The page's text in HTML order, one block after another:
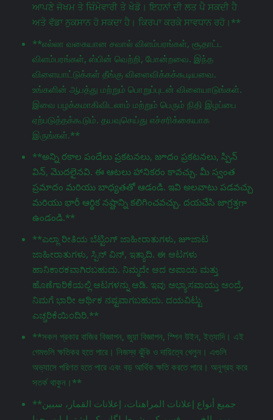
ਆਪਣੇ ਜੋਖਮ ਤੇ ਜ਼ਿੰਮੇਵਾਰੀ ਤੇ ਖੇਡੋ। ਇਹਨਾਂ ਦੀ ਲਤ ਪੈ ਸਕਦੀ ਹੈ
ਅਤੇ ਵੱਡਾ ਨੁਕਸਾਨ ਹੋ ਸਕਦਾ ਹੈ। ਕਿਰਪਾ ਕਰਕੇ ਸਾਵਧਾਨ ਰਹੋ।**
**எல்லா வகையான சவால் விளம்பரங்கள், சூதாட்ட
விளம்பரங்கள், ஸ்பின் வெற்றி, போன்றவை. இந்த
விளையாட்டுக்கள் தீங்கு விளைவிக்கக்கூடியவை.
உங்களின் ஆபத்து மற்றும் பொறுப்புடன் விளையாடுங்கள்.
இவை பழக்கமாகிவிடலாம் மற்றும் பெரும் நிதி இழப்பை
ஏற்படுத்தக்கூடும். தயவுசெய்து எச்சரிக்கையாக
இருங்கள்.**
**అన్ని రకాల పందేలు ప్రకటనలు, జూదం ప్రకటనలు, స్పిన్
విన్, మొదలైనవి. ఈ ఆటలు హానికరం కావచ్చు. మీ స్వంత
ప్రమాదం మరియు బాధ్యతతో ఆడండి. ఇవి అలవాటు పడవచ్చు
మరియు భారీ ఆర్థిక నష్టాన్ని కలిగించవచ్చు. దయచేసి జాగ్రತ್ತగా
ఉండండి.**
**ಎಲ್ಲಾ ರೀತಿಯ ಬೆಟ್ಟಿಂಗ್ ಜಾಹೀರಾತುಗಳು, జూಜಾಟ
ಜಾಹೀರಾತುಗಳು, ಸ್ಪಿನ್ ವಿನ್, ಇತ್ಯಾದಿ. ಈ ಆಟಗಳು
ಹಾನಿಕಾರಕವಾಗಿರಬಹುದು. ನಿಮ್ಮದೇ ಆದ ಅಪಾಯ ಮತ್ತು
ಹೊಣೆಗಾರಿಕೆಯಲ್ಲಿ ಆಟಗಳನ್ನು ಆಡಿ. ಇವು ಅಭ್ಯಾಸವಾಯ್ತು ಅಂದ್ರೆ,
ನಿಮಗೆ ಭಾರೀ ಆರ್ಥಿಕ ನಷ್ಟವಾಗಬಹುದು. ದಯವಿಟ್ಟು
ಎಚ್ಚರಿಕೆಯಿಂದಿರಿ.**
**সকল প্রকার বাজির বিজ্ঞাপন, জুয়া বিজ্ঞাপন, স্পিন উইন, ইত্যাদি। এই
গেমগুলি ক্ষতিকর হতে পারে। নিজস্ব ঝুঁকি ও দায়িত্বে খেলুন। এগুলি
অভ্যাসে পরিণত হতে পারে এবং বড় আর্থিক ক্ষতি করতে পারে। অনুগ্রহ করে
সতর্ক থাকুন।**
**جميع أنواع إعلانات المراهنات، إعلانات القمار، سبين